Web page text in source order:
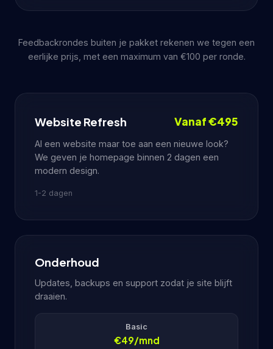
Feedbackrondes buiten je pakket rekenen we tegen een
eerlijke prijs, met een maximum van €100 per ronde.
Website Refresh Vanaf €495
Al een website maar toe aan een nieuwe look?
We geven je homepage binnen 2 dagen een
modern design.
1-2 dagen
Onderhoud
Updates, backups en support zodat je site blijft
draaien.
Basic
€49/mnd